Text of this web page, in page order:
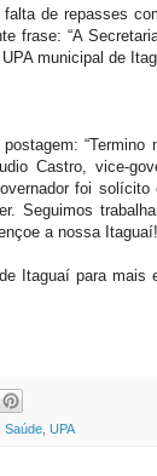
de repasses
frase: “A
municipal de
Castro, vice-
foi
Seguimos
a nossa
Itaguaí para
Saúde UPA